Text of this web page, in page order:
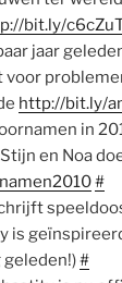
bit.ly/
jaar
voor
http://bit.ly/
in
en Noa
#
is
geleden!)#